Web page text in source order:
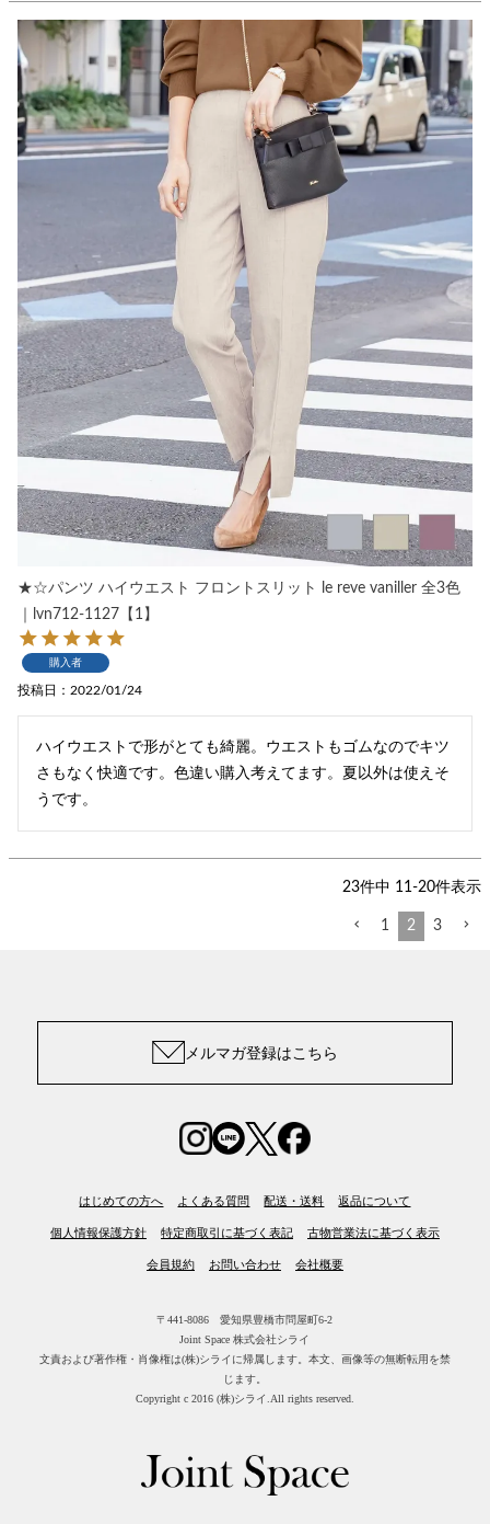
★☆パンツ ハイウエスト フロントスリット le reve vaniller 全3色
｜lvn712-1127【1】
購入者
投稿日 2022/01/24
ハイウエストで形がとても綺麗。ウエストもゴムなのでキツ
さもなく快適です。色違い購入考えてます。夏以外は使えそ
うです。
23件中 11-20件表示
1 2 3
メルマガ登録はこちら
はじめての方へ よくある質問 配送・送料 返品について
個人情報保護方針 特定商取引に基づく表記 古物営業法に基づく表示
会員規約 お問い合わせ 会社概要
〒441-8086 愛知県豊橋市問屋町6-2
Joint Space 株式会社シライ
文責および著作権・肖像権は(株)シライに帰属します。 本文、画像等の無断転用を禁
じます。
Copyright c 2016 (株)シライ.All rights reserved.